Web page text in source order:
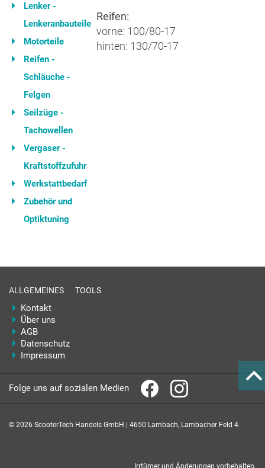
Lenker -
Lenkeranbauteile
Motorteile
Reifen -
Schläuche -
Felgen
Seilzüge -
Tachowellen
Vergaser -
Kraftstoffzufuhr
Werkstattbedarf
Zubehör und
Optiktuning
Reifen:
vorne: 100/80-17
hinten: 130/70-17
ALLGEMEINES
Kontakt
Über uns
AGB
Datenschutz
Impressum
TOOLS
Folge uns auf sozialen Medien
© 2026 ScooterTech Handels GmbH | 4650 Lambach, Lambacher Feld 4
Irrtümer und Änderungen vorbehalten.